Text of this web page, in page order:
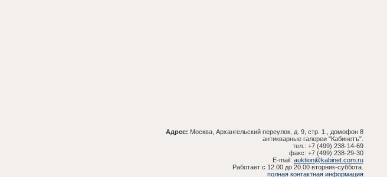
Адрес: Москва, Архангельский переулок, д. 9, стр. 1., домофон 8
антикварные галереи "Кабинетъ".
тел.: +7 (499) 238-14-69
факс: +7 (499) 238-29-30
E-mail: auktion@kabinet.com.ru
Работает с 12.00 до 20.00 вторник-суббота.
полная контактная информация